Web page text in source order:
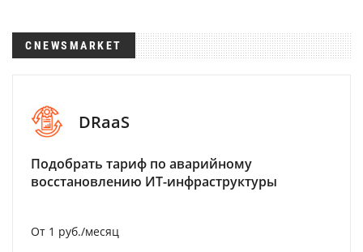
CNEWSMARKET
DRaaS
Подобрать тариф по аварийному
восстановлению ИТ-инфраструктуры
От 1 руб./месяц